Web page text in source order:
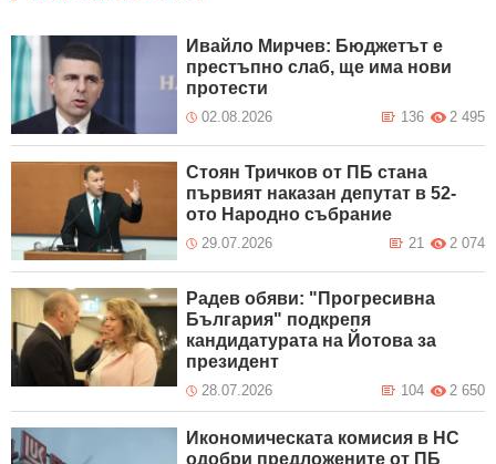
Ивайло Мирчев: Бюджетът е
престъпно слаб, ще има нови
протести
02.08.2026 2 495
136
Стоян Тричков от ПБ стана
първият наказан депутат в 52-
ото Народно събрание
29.07.2026 2 074
21
Радев обяви: "Прогресивна
България" подкрепя
кандидатурата на Йотова за
президент
28.07.2026 2 650
104
Икономическата комисия в НС
одобри предложените от ПБ